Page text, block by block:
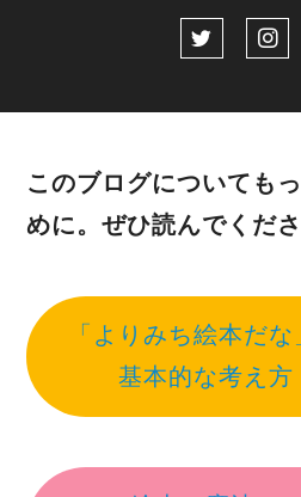
このブログについても
めに。ぜひ読んでくださ
「よりみち絵本だな
基本的な考え方